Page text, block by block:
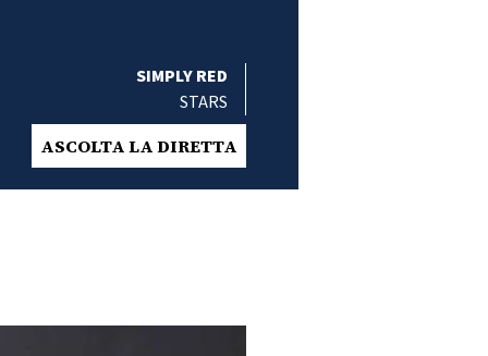
SIMPLY RED
STARS
ASCOLTA LA DIRETTA